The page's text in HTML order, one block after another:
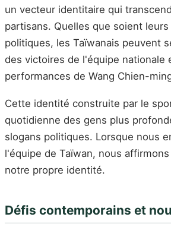
un vecteur identitaire qui
partisans. Quelles que soient
politiques, les Taïwanais peuvent
des victoires de l'équipe nationale
performances de Wang Chien-
Cette identité construite par le
quotidienne des gens plus
slogans politiques. Lorsque nous
l'équipe de Taïwan, nous
notre propre identité.
Défis contemporains et